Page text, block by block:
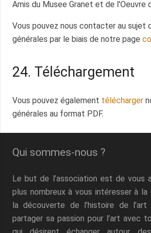
Amis du Musee Granet et de l'Oeuvre
Vous pouvez nous contacter au sujet
générales par le biais de notre page
24. Téléchargement
Vous pouvez également télécharger
générales au format PDF.
Qui sommes-nous ?
Le but de l’association est de vous
plus nombreux à vous intéresser à
la découverte de l’histoire de
partager sa passion pour l’art avec